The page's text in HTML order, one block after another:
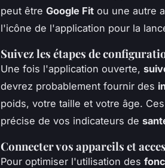
peut être Google Fit ou une autre
l'icône de l'application pour la
Suivez les étapes de
Une fois l'application ouverte,
devrez probablement fournir des
poids, votre taille et votre âge. Ces
précise de vos indicateurs de
Connecter vos appareils et
Pour optimiser l'utilisation des